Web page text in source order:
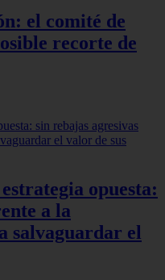
el comité de
recorte de
opuesta:
a la
salvaguardar el